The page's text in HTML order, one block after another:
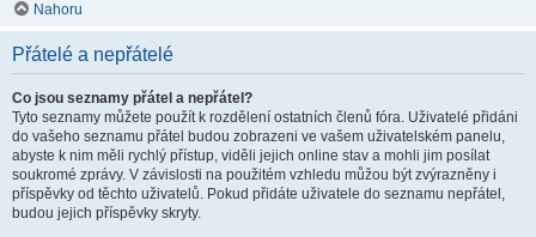
Nahoru
Přátelé a nepřátelé
Co jsou seznamy přátel a nepřátel?
Tyto seznamy můžete použít k rozdělení ostatních členů fóra. Uživatelé přidáni
do vašeho seznamu přátel budou zobrazeni ve vašem uživatelském panelu,
abyste k nim měli rychlý přístup, viděli jejich online stav a mohli jim posílat
soukromé zprávy. V závislosti na použitém vzhledu můžou být zvýrazněny i
příspěvky od těchto uživatelů. Pokud přidáte uživatele do seznamu nepřátel,
budou jejich příspěvky skryty.